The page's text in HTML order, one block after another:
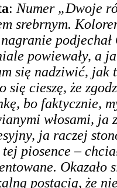
: Numer „Dwoje
srebrnym.
nagranie
powiewały, a
się nadziwić, jak
się cieszę, że
bo faktycznie,
włosami, ja
ja raczej
piosence –
Okazało
postacią, że